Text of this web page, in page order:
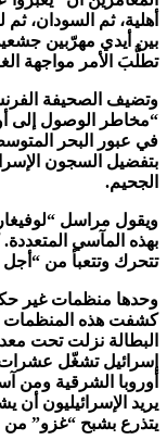
أهلية، ثم السودان،
بين أيدي مهرّبين
تطلَّبَ الأمر مواجهة
وتضيف الصحيفة
“مخاطر الوصول إلى
في عبور البحر
بتفضيل السجون
الجحيم.
ويقول مراسل
بهذه المآسي
تتحرك وتتعبأ من “أجل
وحدها منظمات غير
كشفت هذه المنظمات
إسرائيل تشغّل عشرات
أوروبا الشرقية ومن
يريد الإسرائيليون أن
يتذرع بشبح “غزو” من